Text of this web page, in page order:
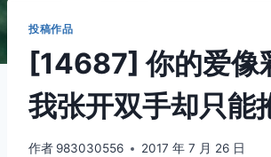
投稿作品
[14687] 你的爱像
我张开双手却只能
作者 983030556 2017 年 7 月 26 日